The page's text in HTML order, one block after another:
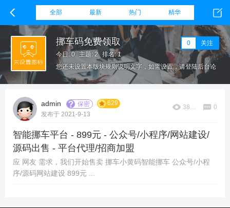
全部 最新 热门 精华
挪车码免费领取
今日: 0 主题: 2 排名: 1
0 关注
您还未设置本版块规则说明文字，如需设置，请登陆后台论
坛栏目，在该板块设置下方填写本版块规则。
0
admin 保密
629
发布于 2021-9-13
智能挪车平台 - 899元 - 公众号/小程序/网站建设/
源码出售 - 平台代理/招商加盟
应 网友 需求，我们开始售卖 挪车小黄码智能挪车 公众号/小程
序/源码网站建设 899元 ...